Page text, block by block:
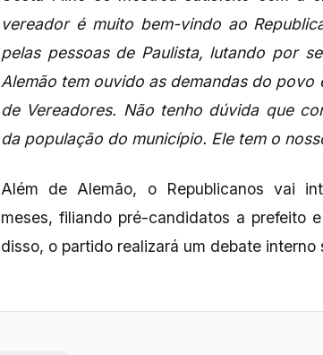
vereador é muito bem-vindo ao
pelas pessoas de Paulista, lutando por
Alemão tem ouvido as demandas do
de Vereadores. Não tenho dúvida que
da população do município. Ele tem o
Além de Alemão, o Republicanos vai
meses, filiando pré-candidatos a prefeito
disso, o partido realizará um debate